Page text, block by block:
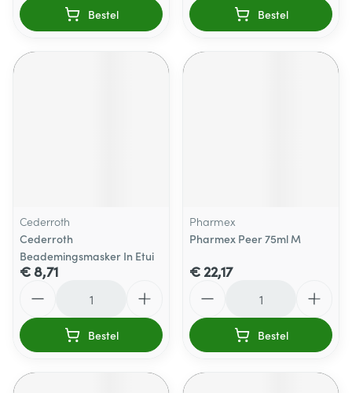
Bestel Bestel
Cederroth
Cederroth
Beademingsmasker In Etui
€ 8,71
Bestel
Pharmex
Pharmex Peer 75ml M
€ 22,17
Bestel